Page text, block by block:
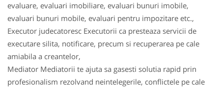
evaluare, evaluari imobiliare, evaluari bunuri imobile,
evaluari bunuri mobile, evaluari pentru impozitare etc.,
Executor judecatoresc Executorii ca presteaza servicii de
executare silita, notificare, precum si recuperarea pe cale
amiabila a creantelor,
Mediator Mediatorii te ajuta sa gasesti solutia rapid prin
profesionalism rezolvand neintelegerile, conflictele pe cale